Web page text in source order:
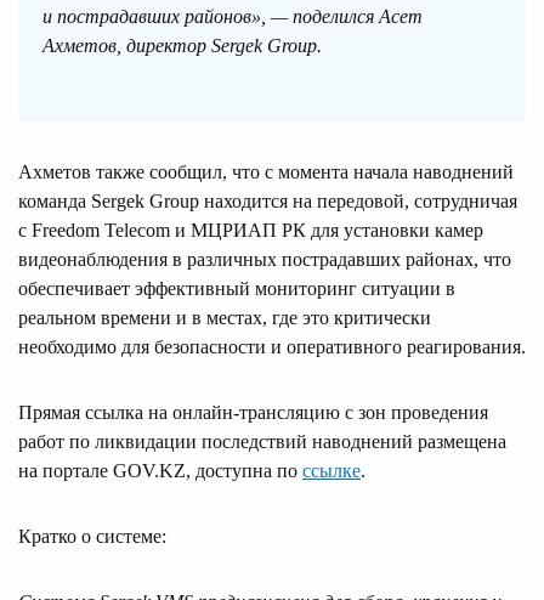
и пострадавших районов», — поделился Асет
Ахметов, директор Sergek Group.
Ахметов также сообщил, что с момента начала наводнений
команда Sergek Group находится на передовой, сотрудничая
с Freedom Telecom и МЦРИАП РК для установки камер
видеонаблюдения в различных пострадавших районах, что
обеспечивает эффективный мониторинг ситуации в
реальном времени и в местах, где это критически
необходимо для безопасности и оперативного реагирования.
Прямая ссылка на онлайн-трансляцию с зон проведения
работ по ликвидации последствий наводнений размещена
на портале GOV.KZ, доступна по ссылке.
Кратко о системе: